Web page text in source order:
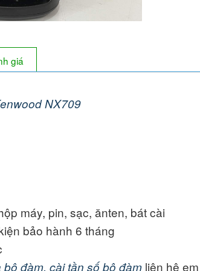
giá
NX709
máy, pin, sạc, ănten, bát cài
bảo hành 6 tháng
đàm, cài tần số bộ đàm liên hệ